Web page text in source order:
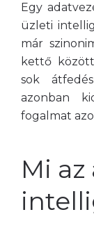
Egy
üzleti
már
kettő
sok
azonban
fogalmat
Mi az